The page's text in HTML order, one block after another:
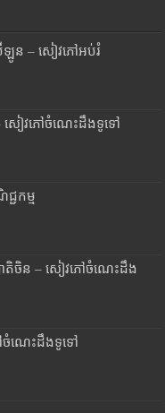
ឡូន – សៀវភៅអប់រំ
សៀវភៅចំណេះដឹងទូទៅ
ជកម្ម
តិចិន – សៀវភៅចំណេះដឹង
ចំណេះដឹងទូទៅ